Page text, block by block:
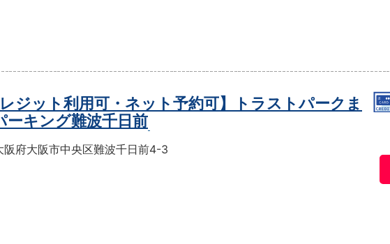
ジット利用可・ネット予約可】トラストパークま
ーキング難波千日前
阪府大阪市中央区難波千日前4-3